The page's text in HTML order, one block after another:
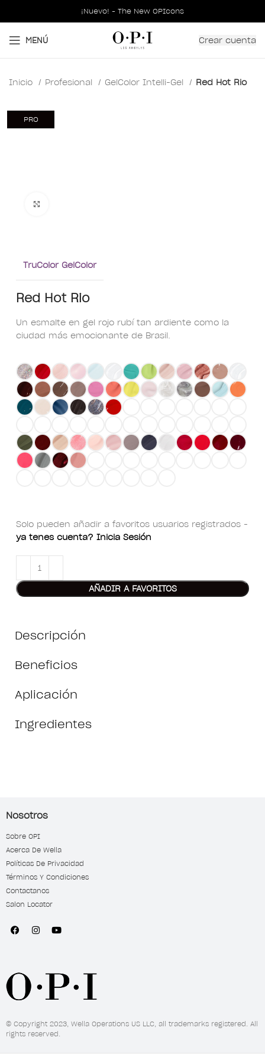
¡Nuevo! - The New OPIcons
MENÚ Crear cuenta
Inicio Profesional GelColor Intelli-Gel Red Hot Rio
PRO
TruColor GelColor
Red Hot Rio
Un esmalte en gel rojo rubí tan ardiente como la
ciudad más emocionante de Brasil.
Solo pueden añadir a favoritos usuarios registrados -
ya tenes cuenta? Inicia Sesión
AÑADIR A FAVORITOS
Descripción
Beneficios
Aplicación
Ingredientes
Nosotros
Sobre OPI
Acerca De Wella
Políticas De Privacidad
Términos Y Condiciones
Contactanos
Salon Locator
© Copyright 2023, Wella Operations US LLC, all trademarks registered. All
rights reserved.